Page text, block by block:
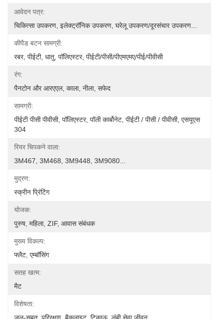
आवेदन पत्र:
चिकित्सा उपकरण, इलेक्ट्रॉनिक उपकरण, घरेलू उपकरण/दूरसंचार उपकरण...
कीपैड बटन सामग्री:
रबर, पीईटी, धातु, पॉलिएस्टर, पीईटी/पीसी/पीएमएमए/पीई/पीवीसी
रंग:
पैनटोन और आरएएल, काला, नीला, सफेद
सामग्री:
पीईटी पीसी पीवीसी, पॉलिएस्टर, पॉली कार्बोनेट, पीईटी / पीसी / पीवीसी, एसयूएस
304
रियर चिपकने वाला:
3M467, 3M468, 3M9448, 3M9080...
मुद्रण:
स्क्रीन प्रिंटिंग
योजक:
पुरुष, महिला, ZIF, आवास संबंधक
मुख्य विकल्प:
फ्लैट, एम्बॉसिंग
सतह खत्म:
मैट
विशेषता: